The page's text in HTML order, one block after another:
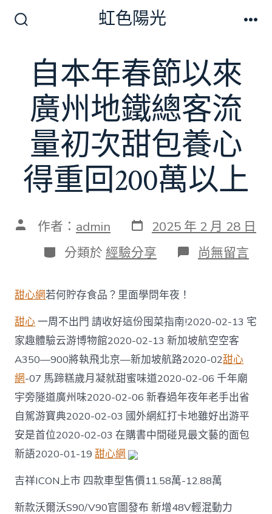
關
虹色陽光
自本年春節以來
廣州地鐵總客流
量初次甜包養心
得重回200萬以上
文 作者： admin 發
表
日
期
2025 年 2 月 28 日
分
類
分類於 經驗分享 在
〈自
以
來
廣
州
地
鐵
總
客
流
量
包
心
尚無留言
甜心網若何貯存食品？里面學問年夜！
甜心 一周不出門 請收好這份囤菜指南!2020-02-13 宅
家趣體驗云游博物館2020-02-13 新加坡航空空客
A350—900將執飛北京—新加坡航路2020-02甜心
網-07 馬蹄糕歲月凝就甜蜜味道2020-02-06 千年廟
宇旁隧道廣州味2020-02-06 新春過年夜年老手出省
自駕游寶典2020-02-03 國外網紅打卡地雖好出游平
安是首位2020-02-03 在購書中間碰見最文藝的面包
新語2020-01-19甜心網
吉祥ICON上市 四款車型售價11.58萬-12.88萬
新款沃爾沃S90/V90官圖發布 新增48V輕混動力